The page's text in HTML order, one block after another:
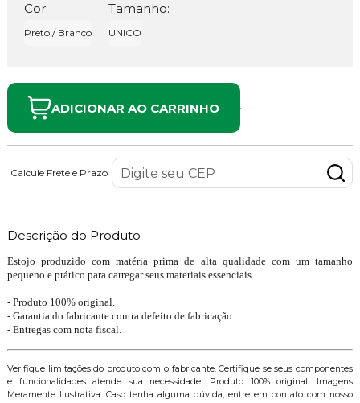
Cor:
Preto / Branco
Tamanho:
UNICO
ADICIONAR AO CARRINHO
Calcule Frete e Prazo
Descrição do Produto
Estojo produzido com matéria prima de alta qualidade com um tamanho
pequeno e prático para carregar seus materiais essenciais
- Produto 100% original.
- Garantia do fabricante contra defeito de fabricação.
- Entregas com nota fiscal.
Verifique limitações do produto com o fabricante. Certifique se seus componentes
e funcionalidades atende sua necessidade. Produto 100% original. Imagens
Meramente Ilustrativa. Caso tenha alguma dúvida, entre em contato com nosso